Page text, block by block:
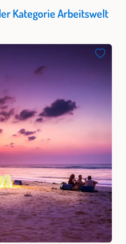
Kategorie Arbeitswelt